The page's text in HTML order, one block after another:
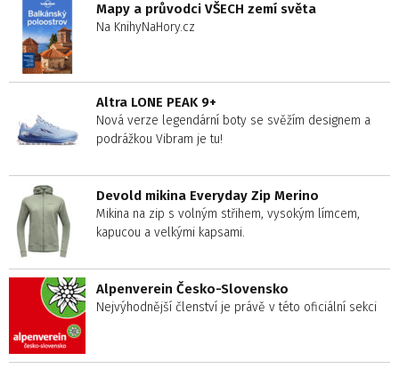
Mapy a průvodci VŠECH zemí světa
Na KnihyNaHory.cz
Altra LONE PEAK 9+
Nová verze legendární boty se svěžím designem a
podrážkou Vibram je tu!
Devold mikina Everyday Zip Merino
Mikina na zip s volným střihem, vysokým límcem,
kapucou a velkými kapsami.
Alpenverein Česko-Slovensko
Nejvýhodnější členství je právě v této oficiální sekci